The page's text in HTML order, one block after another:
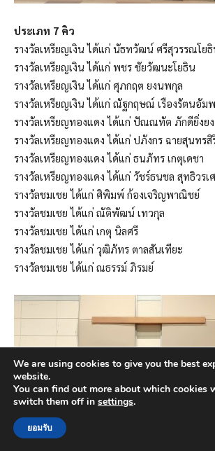
ประเภท 7 คิว
รางวัลเหรียญเงิน ได้แก่ นัธทวัฒน์ ศรีสุวรรณโย
รางวัลเหรียญเงิน ได้แก่ พชร ชัยวัฒนะโยธิน
รางวัลเหรียญเงิน ได้แก่ ศุภกฤต ยงนพกุล
รางวัลเหรียญเงิน ได้แก่ ณัฐกฤษณ์ เรืองรัตนอัม
รางวัลเหรียญทองแดง ได้แก่ ปัณณทัต ภักดียิ่งยง
รางวัลเหรียญทองแดง ได้แก่ ปภังกร ฉายสุนทรสิ
รางวัลเหรียญทองแดง ได้แก่ ธนภัทร เกตุเดชา
รางวัลเหรียญทองแดง ได้แก่ วัชร์ธนชล สุทธิวรเ
รางวัลชมเชย ได้แก่ ศิพิมพ์ ก้องเจริญพาณิชย์
รางวัลชมเชย ได้แก่ ณัติพัฒน์ เทวกุล
รางวัลชมเชย ได้แก่ เกตุ นิลศรี
รางวัลชมเชย ได้แก่ วุฒิภัทร ตาลสันเทียะ
รางวัลชมเชย ได้แก่ ณธรรม์ ภิรมย์
We are using cookies to give you the best
website.
You can find out more about which cookies
switch them off in settings.
ยอมรับ